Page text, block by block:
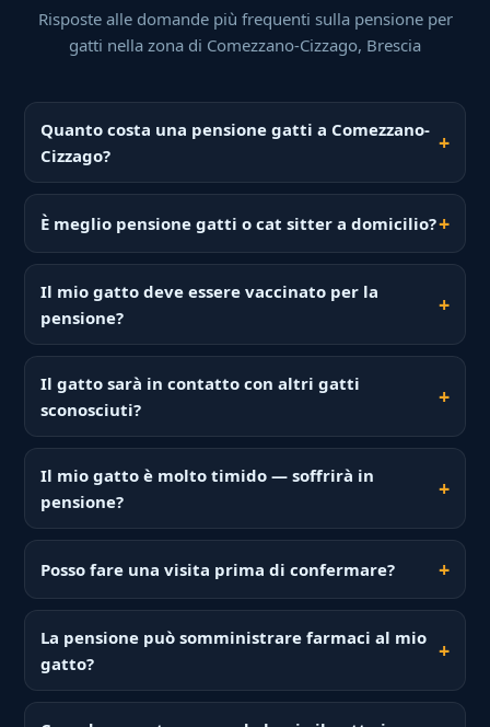
Risposte alle domande più frequenti sulla pensione per
gatti nella zona di Comezzano-Cizzago, Brescia
Quanto costa una pensione gatti a Comezzano-
Cizzago?
È meglio pensione gatti o cat sitter a domicilio?
Il mio gatto deve essere vaccinato per la
pensione?
Il gatto sarà in contatto con altri gatti
sconosciuti?
Il mio gatto è molto timido — soffrirà in
pensione?
Posso fare una visita prima di confermare?
La pensione può somministrare farmaci al mio
gatto?